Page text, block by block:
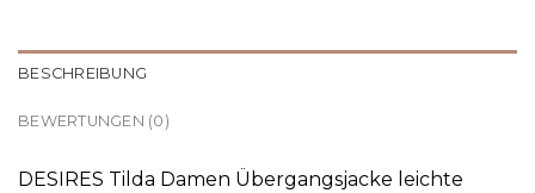
BESCHREIBUNG
BEWERTUNGEN (0)
DESIRES Tilda Damen Übergangsjacke leichte